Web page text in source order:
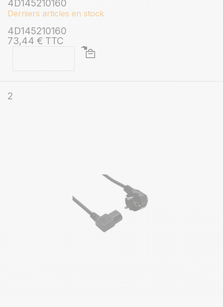
4D145210160
Derniers articles en stock
4D145210160
73,44 € TTC
2